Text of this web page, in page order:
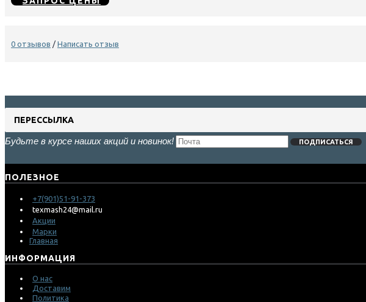
0 отзывов / Написать отзыв
ПЕРЕССЫЛКА
Будьте в курсе наших акций и новинок! ПОДПИСАТЬСЯ
ПОЛЕЗНОЕ
+7(901)51-91-373
texmash24@mail.ru
Акции
Марки
Главная
ИНФОРМАЦИЯ
О нас
Доставим
Политика